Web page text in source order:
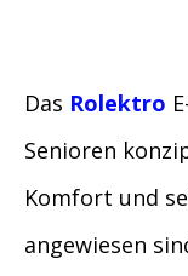
Das Rolektro
Senioren
Komfort und
angewiesen